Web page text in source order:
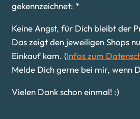
gekennzeichnet: *
Keine Angst, für Dich bleibt der
Das zeigt den jeweiligen Shops
Einkauf kam. (Infos zum
Melde Dich gerne bei mir, wenn
Vielen Dank schon einmal! :)